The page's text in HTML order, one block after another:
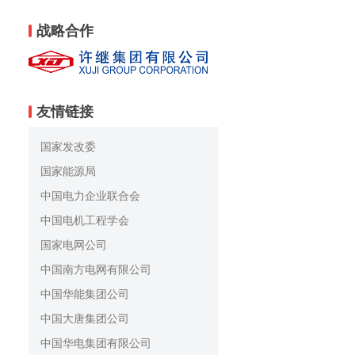
战略合作
友情链接
国家发改委
国家能源局
中国电力企业联合会
中国电机工程学会
国家电网公司
中国南方电网有限公司
中国华能集团公司
中国大唐集团公司
中国华电集团有限公司